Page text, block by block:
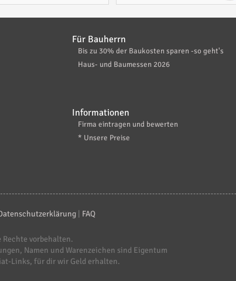
Für Bauherrn
Bis zu 30% der Baukosten sparen -so geht's
Haus- und Baumessen 2026
Informationen
Firma eintragen und bewerten
* Unsere Preise
| FAQ
Rechte vorbehalten.
Namen und Warenzeichen sind Eigentum
Links, für dir wir Geld erhalten.